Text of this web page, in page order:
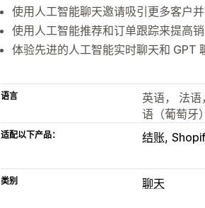
使用人工智能聊天邀请吸引更多客户并
使用人工智能推荐和订单跟踪来提高销
体验先进的人工智能实时聊天和 GPT
语言
英语， 法
语（葡萄牙
适配以下产品： 结账
类别 聊天